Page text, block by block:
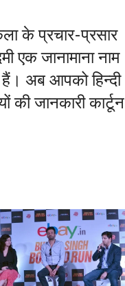
के प्रचार-प्रसार
एक जानामाना नाम
अब आपको हिन्दी
की जानकारी कार्टून